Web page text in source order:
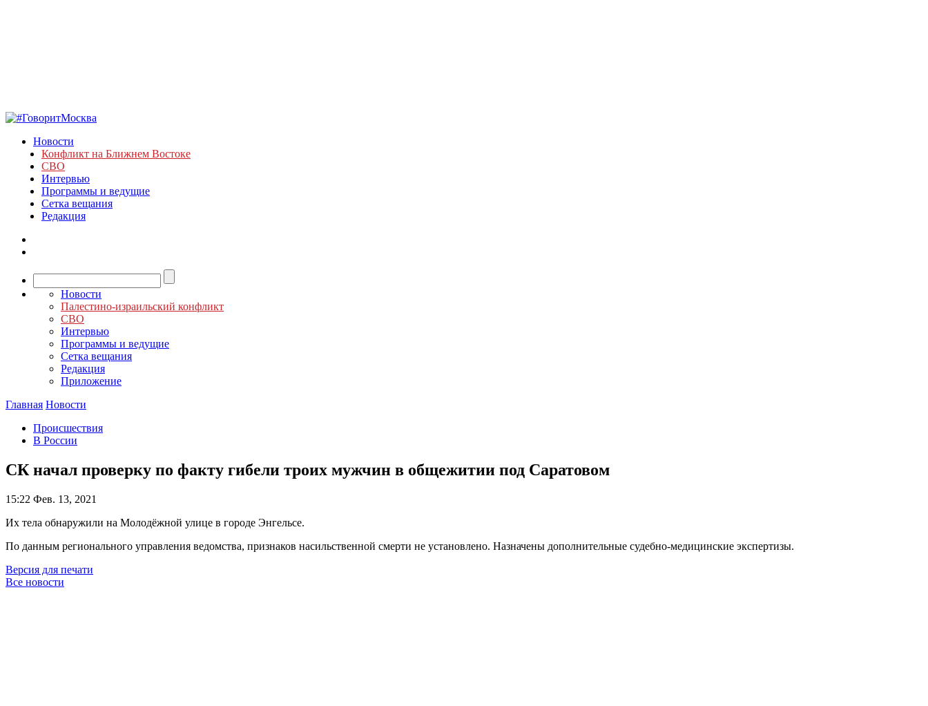
Новости
Конфликт на Ближнем Востоке
СВО
Интервью
Программы и ведущие
Сетка вещания
Редакция
Новости
Палестино-израильский конфликт
СВО
Интервью
Программы и ведущие
Сетка вещания
Редакция
Приложение
Главная Новости
Происшествия
В России
СК начал проверку по факту гибели троих мужчин в общежитии под Саратовом
15:22 Фев. 13, 2021
Их тела обнаружили на Молодёжной улице в городе Энгельсе.
По данным регионального управления ведомства, признаков насильственной смерти не установлено. Назначены дополнительные судебно-медицинские экспертизы.
Версия для печати
Все новости